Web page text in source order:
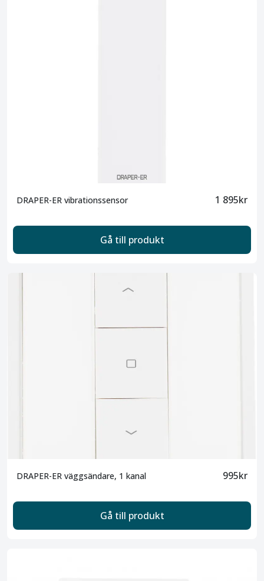
DRAPER-ER vibrationssensor 1 895kr
Gå till produkt
DRAPER-ER väggsändare, 1 kanal 995kr
Gå till produkt